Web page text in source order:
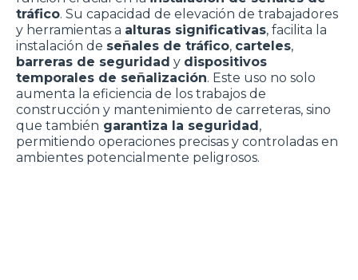
tráfico. Su capacidad de elevación de trabajadores
y herramientas a alturas significativas, facilita la
instalación de señales de tráfico, carteles,
barreras de seguridad y dispositivos
temporales de señalización. Este uso no solo
aumenta la eficiencia de los trabajos de
construcción y mantenimiento de carreteras, sino
que también garantiza la seguridad,
permitiendo operaciones precisas y controladas en
ambientes potencialmente peligrosos.